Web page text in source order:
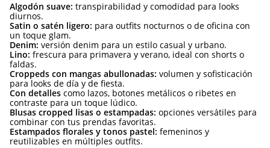
Algodón suave: transpirabilidad y comodidad para looks
diurnos.
Satin o satén ligero: para outfits nocturnos o de oficina con
un toque glam.
Denim: versión denim para un estilo casual y urbano.
Lino: frescura para primavera y verano, ideal con shorts o
faldas.
Croppeds con mangas abullonadas: volumen y sofisticación
para looks de día y de fiesta.
Con detalles como lazos, botones metálicos o ribetes en
contraste para un toque lúdico.
Blusas cropped lisas o estampadas: opciones versátiles para
combinar con tus prendas favoritas.
Estampados florales y tonos pastel: femeninos y
reutilizables en múltiples outfits.